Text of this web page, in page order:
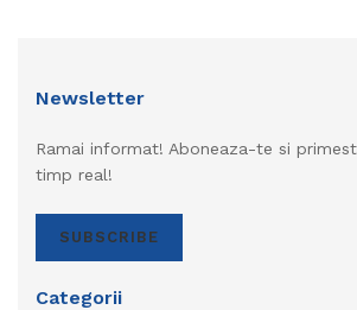
Newsletter
Ramai informat! Aboneaza-te si
timp real!
SUBSCRIBE
Categorii